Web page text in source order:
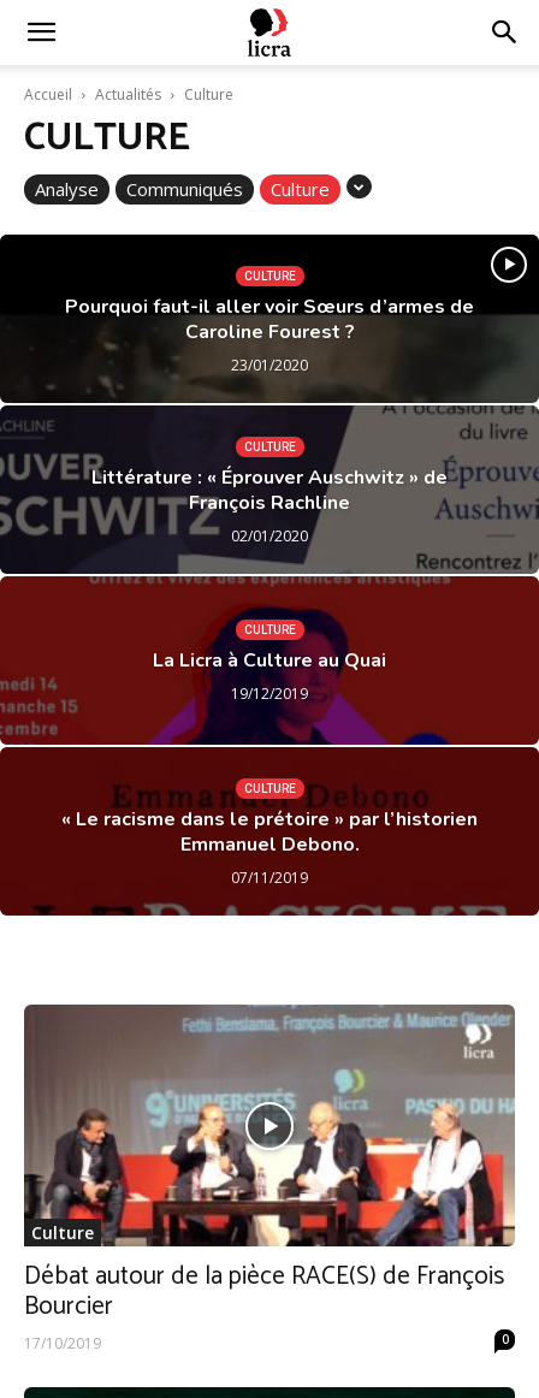
Licra
Antiraciste
1927
Accueil Actualités Culture
CULTURE
Analyse Communiqués Culture
CULTURE
Pourquoi faut-il aller voir Sœurs d’armes de
Caroline Fourest ?
23/01/2020
CULTURE
Littérature : « Éprouver Auschwitz » de
François Rachline
02/01/2020
CULTURE
La Licra à Culture au Quai
19/12/2019
CULTURE
« Le racisme dans le prétoire » par l’historien
Emmanuel Debono.
07/11/2019
Culture
Débat autour de la pièce RACE(S) de François
Bourcier
17/10/2019 0